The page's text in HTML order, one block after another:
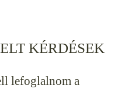
KÉRDÉSEK
lefoglalnom a